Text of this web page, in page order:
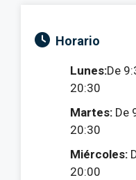
Horario
Lunes:De
20:30
Martes: De
20:30
Miércoles:
20:00